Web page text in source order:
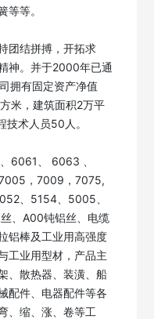
等等。
神。并于2000年已通
拥有固定资产净值
米，建筑面积2万平
技术人员50人。
6061、 6063 、
，7009，7075,
、5154、5005、
、A00钝铝丝、电缆
铝棒及工业用高强度
工业用型材，产品主
、散热器、装潢、船
配件、电器配件等各
、缩、涨、卷等工